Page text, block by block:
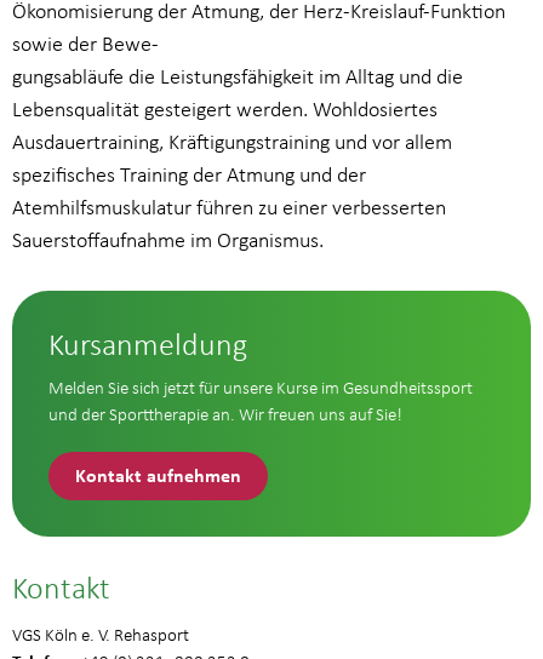
Ökonomisierung der Atmung, der Herz-Kreislauf-Funktion
sowie der Bewe-
gungsabläufe die Leistungsfähigkeit im Alltag und die
Lebensqualität gesteigert werden. Wohldosiertes
Ausdauertraining, Kräftigungstraining und vor allem
spezifisches Training der Atmung und der
Atemhilfsmuskulatur führen zu einer verbesserten
Sauerstoffaufnahme im Organismus.
Kursanmeldung
Melden Sie sich jetzt für unsere Kurse im Gesundheitssport
und der Sporttherapie an. Wir freuen uns auf Sie!
Kontakt aufnehmen
Kontakt
VGS Köln e. V. Rehasport